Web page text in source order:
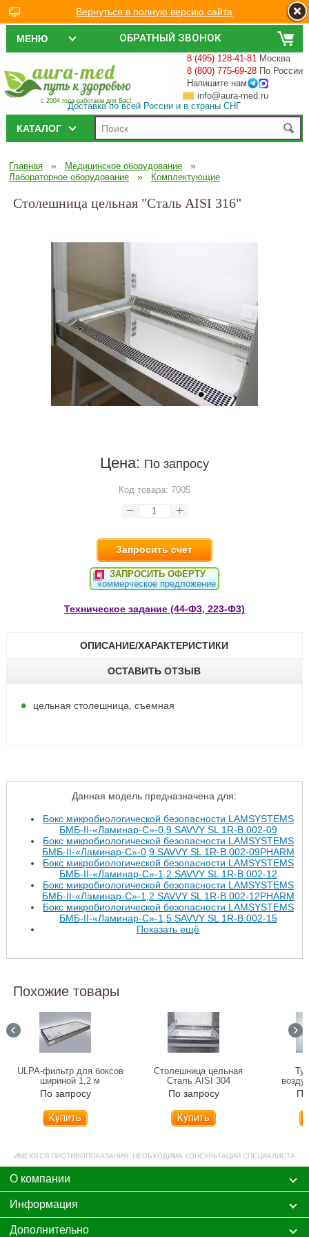
ОБРАТНЫЙ ЗВОНОК
МЕНЮ
с 2004 года работаем для Вас!
8 (495) 128-41-81 Москва
8 (800) 775-69-28 По России
Напишите нам
info@aura-med.ru
Доставка по всей России и в страны СНГ
КАТАЛОГ
Главная » Медицинское оборудование »
Лабораторное оборудование » Комплектующие
Столешница цельная "Сталь AISI 316"
Цена: По запросу
Код товара: 7005
Запросить счет
ЗАПРОСИТЬ ОФЕРТУ
коммерческое предложение
Техническое задание (44-Ф3, 223-Ф3)
ОПИСАНИЕ/ХАРАКТЕРИСТИКИ
ОСТАВИТЬ ОТЗЫВ
цельная столешница, съемная
Данная модель предназначена для:
Бокс микробиологической безопасности LAMSYSTEMS
БМБ-II-«Ламинар-С»-0,9 SAVVY SL 1R-B.002-09
Бокс микробиологической безопасности LAMSYSTEMS
БМБ-II-«Ламинар-С»-0,9 SAVVY SL 1R-B.002-09PHARM
Бокс микробиологической безопасности LAMSYSTEMS
БМБ-II-«Ламинар-С»-1,2 SAVVY SL 1R-B.002-12
Бокс микробиологической безопасности LAMSYSTEMS
БМБ-II-«Ламинар-С»-1,2 SAVVY SL 1R-В.002-12PHARM
Бокс микробиологической безопасности LAMSYSTEMS
БМБ-II-«Ламинар-С»-1,5 SAVVY SL 1R-B.002-15
Показать ещё
Похожие товары
ULPA-фильтр для боксов
шириной 1,2 м
По запросу
Купить
Столешница цельная
Сталь AISI 304
По запросу
Купить
ИМЕЮТСЯ ПРОТИВОПОКАЗАНИЯ. НЕОБХОДИМА КОНСУЛЬТАЦИЯ СПЕЦИАЛИСТА
О компании
Информация
Дополнительно
Вернуться в полную версию сайта